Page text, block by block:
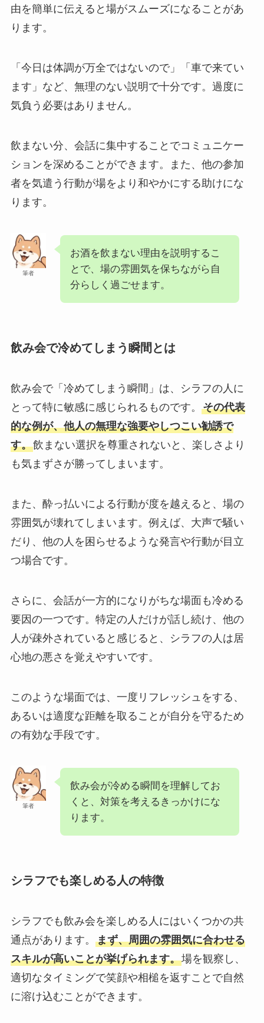
由を簡単に伝えると場がスムーズになることがあ
ります。
「今日は体調が万全ではないので」「車で来てい
ます」など、無理のない説明で十分です。過度に
気負う必要はありません。
飲まない分、会話に集中することでコミュニケー
ションを深めることができます。また、他の参加
者を気遣う行動が場をより和やかにする助けにな
ります。
筆者
お酒を飲まない理由を説明するこ
とで、場の雰囲気を保ちながら自
分らしく過ごせます。
飲み会で冷めてしまう瞬間とは
飲み会で「冷めてしまう瞬間」は、シラフの人に
とって特に敏感に感じられるものです。 その代表
的な例が、他人の無理な強要やしつこい勧誘で
す。飲まない選択を尊重されないと、楽しさより
も気まずさが勝ってしまいます。
また、酔っ払いによる行動が度を越えると、場の
雰囲気が壊れてしまいます。例えば、大声で騒い
だり、他の人を困らせるような発言や行動が目立
つ場合です。
さらに、会話が一方的になりがちな場面も冷める
要因の一つです。特定の人だけが話し続け、他の
人が疎外されていると感じると、シラフの人は居
心地の悪さを覚えやすいです。
このような場面では、一度リフレッシュをする、
あるいは適度な距離を取ることが自分を守るため
の有効な手段です。
筆者
飲み会が冷める瞬間を理解してお
くと、対策を考えるきっかけにな
ります。
シラフでも楽しめる人の特徴
シラフでも飲み会を楽しめる人にはいくつかの共
通点があります。 まず、周囲の雰囲気に合わせる
スキルが高いことが挙げられます。場を観察し、
適切なタイミングで笑顔や相槌を返すことで自然
に溶け込むことができます。